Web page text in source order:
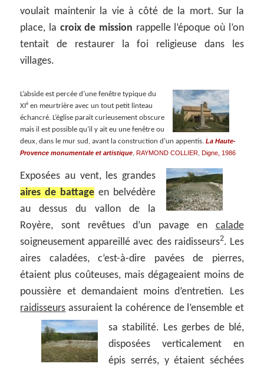
voulait maintenir la vie à côté de la mort. Sur la
place, la croix de mission rappelle l’époque où l’on
tentait de restaurer la foi religieuse dans les
villages.
L’abside est percée d’une fenêtre typique du
XIè en meurtrière avec un tout petit linteau
échancré. L’église parait curieusement obscure
mais il est possible qu’il y ait eu une fenêtre ou
deux, dans le mur sud, avant la construction d’un appentis.La Haute-
Provence monumentale et artistique, RAYMOND COLLIER, Digne, 1986
Exposées au vent, les grandes
aires de battage en belvédère
au dessus du vallon de la
Royère, sont revêtues d’un pavage en calade
soigneusement appareillé avec des raidisseurs2. Les
aires caladées, c’est-à-dire pavées de pierres,
étaient plus coûteuses, mais dégageaient moins de
poussière et demandaient moins d’entretien. Les
raidisseurs assuraient la cohérence de l’ensemble et
sa stabilité. Les gerbes de blé,
disposées verticalement en
épis serrés, y étaient séchées